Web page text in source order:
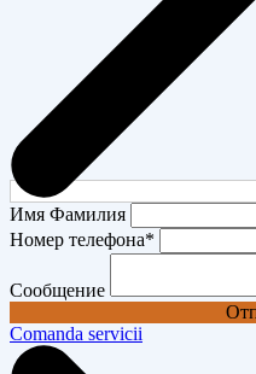
Имя Фамилия
Номер телефона*
Сообщение
Comanda servicii